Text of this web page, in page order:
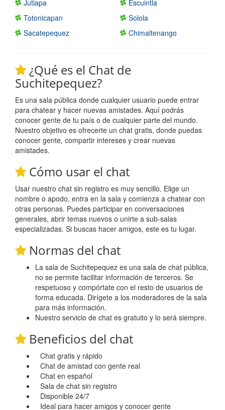
Jutiapa
Escuintla
Totonicapan
Solola
Sacatepequez
Chimaltenango
¿Qué es el Chat de
Suchitepequez?
Es una sala pública donde cualquier usuario puede entrar
para chatear y hacer nuevas amistades. Aquí podrás
conocer gente de tu país o de cualquier parte del mundo.
Nuestro objetivo es ofrecerte un chat gratis, donde puedas
conocer gente, compartir intereses y crear nuevas
amistades.
Cómo usar el chat
Usar nuestro chat sin registro es muy sencillo. Elige un
nombre o apodo, entra en la sala y comienza a chatear con
otras personas. Puedes participar en conversaciones
generales, abrir temas nuevos o unirte a sub-salas
especializadas. Si buscas hacer amigos, este es tu lugar.
Normas del chat
La sala de Suchitepequez es una sala de chat pública,
no se permite facilitar información de terceros. Se
respetuoso y compórtate con el resto de usuarios de
forma educada. Dirígete a los moderadores de la sala
para más información.
Nuestro servicio de chat es gratuito y lo será siempre.
Beneficios del chat
Chat gratis y rápido
Chat de amistad con gente real
Chat en español
Sala de chat sin registro
Disponible 24/7
Ideal para hacer amigos y conocer gente